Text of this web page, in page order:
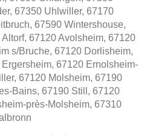
67350 Uhlwiller, 67170
67590 Wintershouse,
67120 Avolsheim, 67120
s/Bruche, 67120 Dorlisheim,
67120 Ernolsheim-
67120 Molsheim, 67190
Bains, 67190 Still, 67120
près-Molsheim, 67310